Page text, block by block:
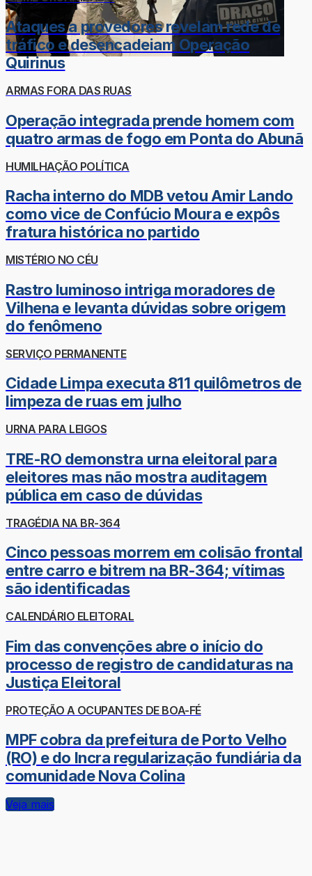
Ataques a provedores revelam rede de
tráfico e desencadeiam Operação
Quirinus
ARMAS FORA DAS RUAS
Operação integrada prende homem com
quatro armas de fogo em Ponta do Abunã
HUMILHAÇÃO POLÍTICA
Racha interno do MDB vetou Amir Lando
como vice de Confúcio Moura e expôs
fratura histórica no partido
MISTÉRIO NO CÉU
Rastro luminoso intriga moradores de
Vilhena e levanta dúvidas sobre origem
do fenômeno
SERVIÇO PERMANENTE
Cidade Limpa executa 811 quilômetros de
limpeza de ruas em julho
URNA PARA LEIGOS
TRE-RO demonstra urna eleitoral para
eleitores mas não mostra auditagem
pública em caso de dúvidas
TRAGÉDIA NA BR-364
Cinco pessoas morrem em colisão frontal
entre carro e bitrem na BR-364; vítimas
são identificadas
CALENDÁRIO ELEITORAL
Fim das convenções abre o início do
processo de registro de candidaturas na
Justiça Eleitoral
PROTEÇÃO A OCUPANTES DE BOA-FÉ
MPF cobra da prefeitura de Porto Velho
(RO) e do Incra regularização fundiária da
comunidade Nova Colina
Veja mais